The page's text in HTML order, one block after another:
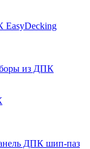
EasyDecking
из ДПК
ДПК шип-паз